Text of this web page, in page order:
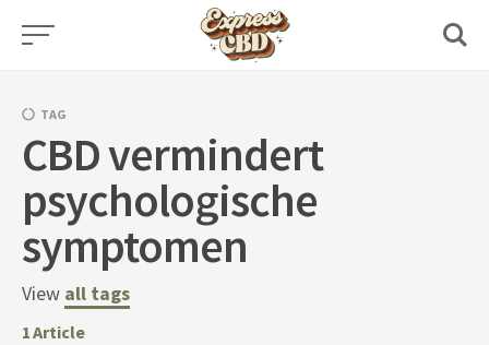
Skip
TAG
CBD vermindert
psychologische
symptomen
View all tags
1Article